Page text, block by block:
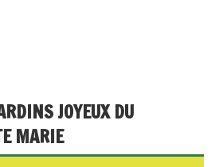
JOYEUX DU
MARIE